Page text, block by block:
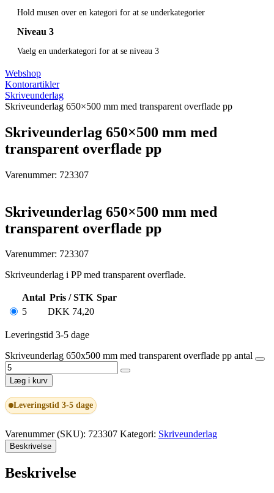
Hold musen over en kategori for at se underkategorier
Niveau 3
Vaelg en underkategori for at se niveau 3
Webshop
Kontorartikler
Skriveunderlag
Skriveunderlag 650×500 mm med transparent overflade pp
Skriveunderlag 650×500 mm med
transparent overflade pp
Varenummer: 723307
Skriveunderlag 650×500 mm med
transparent overflade pp
Varenummer: 723307
Skriveunderlag i PP med transparent overflade.
Antal Pris / STK Spar
5
DKK 74,20
Leveringstid 3-5 dage
Skriveunderlag 650x500 mm med transparent overflade pp antal
Læg i kurv
Leveringstid 3-5 dage
Varenummer (SKU): 723307 Kategori: Skriveunderlag
Beskrivelse
Beskrivelse